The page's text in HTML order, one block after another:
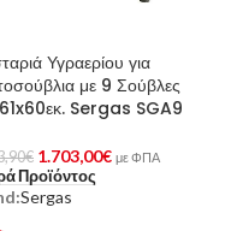
Υγραερίου για
με 9 Σούβλες
Sergas SGA9
€ 1.703,00€ με ΦΠΑ
Προϊόντος
Sergas